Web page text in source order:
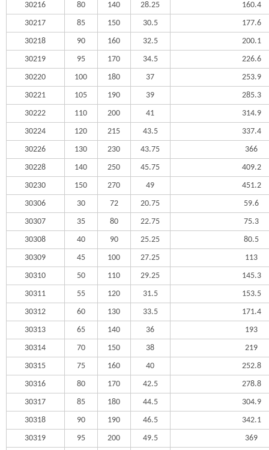
30216
80 140 28.25
160.4
30217
85 150 30.5
177.6
30218
90 160 32.5
200.1
30219
95 170 34.5
226.6
30220
100 180 37
253.9
30221
105 190 39
285.3
30222
110 200 41
314.9
30224
120 215 43.5
337.4
30226
130 230 43.75
366
30228
140 250 45.75
409.2
30230
150 270 49
451.2
30306
30 72 20.75
59.6
30307
35 80 22.75
75.3
30308
40 90 25.25
80.5
30309
45 100 27.25
113
30310
50 110 29.25
145.3
30311
55 120 31.5
153.5
30312
60 130 33.5
171.4
30313
65 140 36
193
30314
70 150 38
219
30315
75 160 40
252.8
30316
80 170 42.5
278.8
30317
85 180 44.5
304.9
30318
90 190 46.5
342.1
30319
95 200 49.5
369